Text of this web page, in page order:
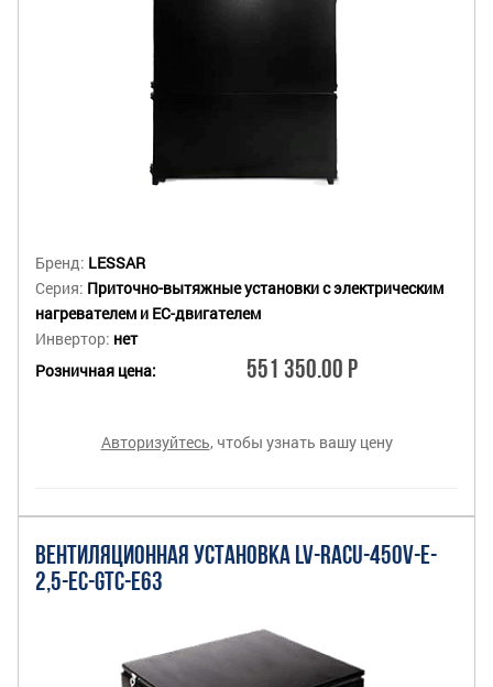
Бренд: LESSAR
Серия: Приточно-вытяжные установки с электрическим
нагревателем и EC-двигателем
Инвертор: нет
Розничная цена:
551 350.00 Р
Авторизуйтесь, чтобы узнать вашу цену
ВЕНТИЛЯЦИОННАЯ УСТАНОВКА LV-RACU-450V-E-
2,5-EC-GTC-E63